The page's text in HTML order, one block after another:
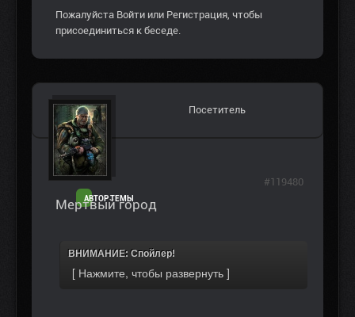
Пожалуйста Войти или Регистрация , чтобы
присоединиться к беседе.
АВТОР ТЕМЫ
Посетитель
Мертвый город
ВНИМАНИЕ: Спойлер!
#119480